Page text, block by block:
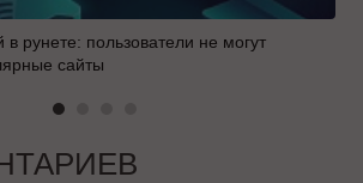
рунете: пользователи не могут
сайты